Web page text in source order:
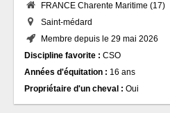
FRANCE Charente Maritime (17)
Saint-médard
Membre depuis le 29 mai 2026
Discipline favorite : CSO
Années d'équitation : 16 ans
Propriétaire d'un cheval : Oui